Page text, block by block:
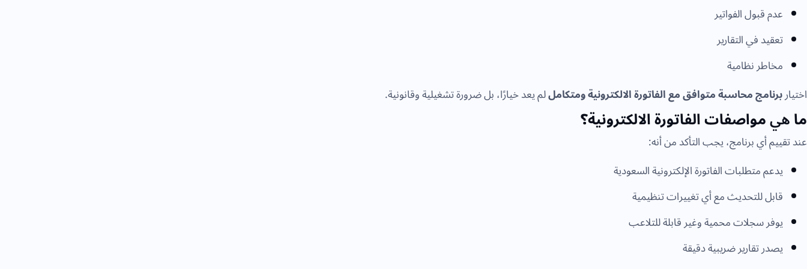
عدم قبول الفواتير
تعقيد في التقارير
مخاطر نظامية
اختياربرنامج محاسبة متوافق مع الفاتورة الالكترونية ومتكامللم يعد خيارًا، بل ضرورة تشغيلية وقانونية.
ماهيمواصفات الفاتورة الالكترونية؟
عند تقييم أي برنامج، يجب التأكد من أنه:
يدعم متطلبات الفاتورة الإلكترونية السعودية
قابل للتحديث مع أي تغييرات تنظيمية
يوفر سجلات محمية وغير قابلة للتلاعب
يصدر تقارير ضريبية دقيقة